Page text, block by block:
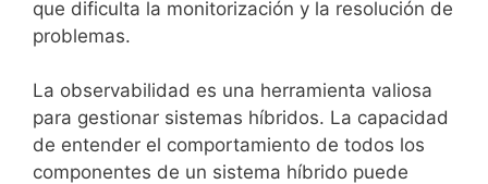
que dificulta la monitorización y la resolución de
problemas.
La observabilidad es una herramienta valiosa
para gestionar sistemas híbridos. La capacidad
de entender el comportamiento de todos los
componentes de un sistema híbrido puede